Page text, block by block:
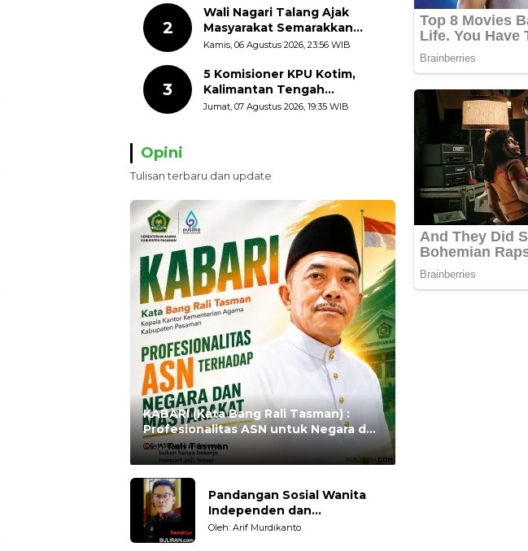
2
Wali Nagari Talang Ajak
Masyarakat Semarakkan
HUT ke-81 Kemerdekaan RI
Bendera Merah Putih
Kamis, 06 Agustus 2026, 23:56 WIB
3
5 Komisioner KPU Kotim,
Kalimantan Tengah
Ditetapkan Tersangka,
Jumat, 07 Agustus 2026, 19:35 WIB
Opini
Tulisan terbaru dan update
KABARI (Kata Bang Rali Tasman) :
Profesionalitas ASN untuk Negara dan
Masyarakat
Oleh:Rali Tasman
Pandangan Sosial Wanita
Independen dan
Karakteristiknya
Oleh: Arif Murdikanto